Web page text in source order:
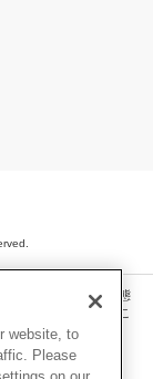
音声等を、手段や形態
ファイル化などするこ
あります。
website, to
Please